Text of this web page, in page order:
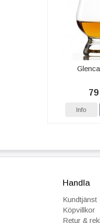
Info
Handla
Kundtjänst
Köpvillkor
Retur &